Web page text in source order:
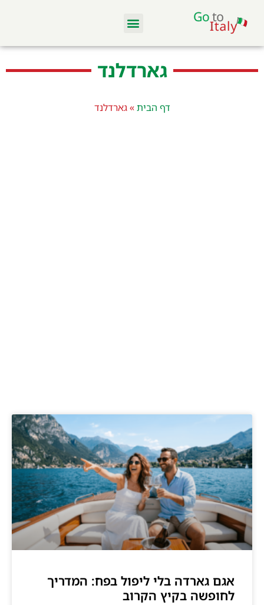
גארדלנד
דף הבית»גארדלנד
אגם גארדה בלי ליפול בפח: המדריך
לחופשה בקיץ הקרוב